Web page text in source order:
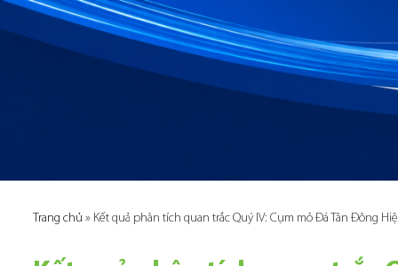
Trang chủ » Kết quả phân tích quan trắc Quý IV: Cụm mỏ Đá Tân Đông